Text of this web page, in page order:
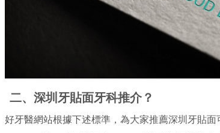
二、深圳牙貼面牙科推介？
好牙醫網站根據下述標準，為大家推薦深圳牙貼面